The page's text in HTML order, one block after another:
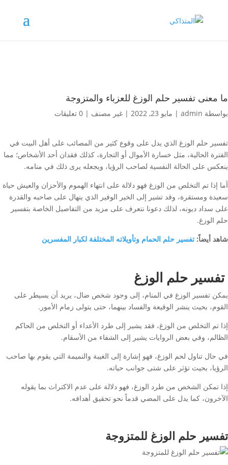
ما معنى تفسير حلم الوزغ للعزباء والمتزوجة
بواسطة admin
| مايو 23, 2022 | غير مصنف | 0 تعليقات
تفسير حلم الوزغ الذي يدل على وقوع كثير من المصائب على أهل البيت في
الفترة الحالية، مثل خسارة الأموال أو التجارة، كذلك فقدان أحد الأشخاص؛ مما
ينعكس على الحالة النفسية لصاحب الرؤيا، ويجعله يرى ذلك في منامه.
أما إذا تم التخلص من الوزغ فهو دلالة على انتهاء الهموم والأحزان والعيش حياة
سعيدة ومستقرة، وقد تشير إلى الخير الوفير الذي ينهال على صاحبه والقدرة
على سداد ديونه، لذلك دعونا نتعرف على مزيد من التفاصيل الخاصة بتفسير
حلم الوزغ.
شاهد أيضاً: تفسير حلم الحمام وتأويلاته المختلفة لكبار المفسرين
تفسير حلم الوزغ
يمكن تفسير الوزغ في المنام، إلى وجود شخص ضال، يريد أن يسيطر على
القوم، بحيث ينشر الوقيعة والفساد بينهما، حتى يتولى زمام الأمور.
إذا تم التخلص من الوزغ، فقد يشير إلى طرد الأعداء أو التخلص من الحاكم
الظالم، وفي بعض الروايات يشير إلى الشفاء من الأسقام.
في حال تناول لحم الوزغ، فهو إشارة إلى الغيبة والنميمة التي يقوم بها صاحب
الرؤيا، بحيث تؤثر على شتى جوانب حياته.
إذا تمكن الشخص من طرد الوزغ، فهو دلالة على عدم الاكتراث بما يقوله
الآخرون، كما يدل على المضي قدماً نحو تحقيق أهدافه.
تفسير حلم الوزغ للمتزوجة